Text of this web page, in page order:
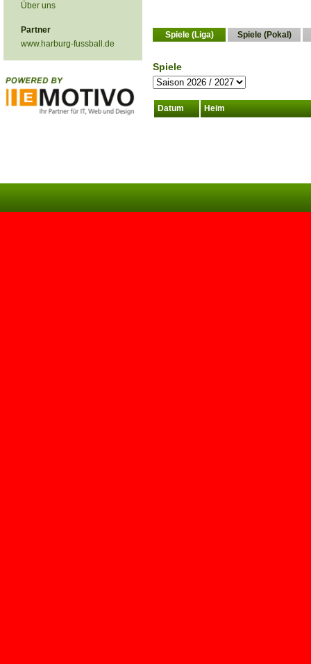
Über uns
Partner
www.harburg-fussball.de
Spiele (Liga) Spiele (Pokal)
Spiele
Datum Heim